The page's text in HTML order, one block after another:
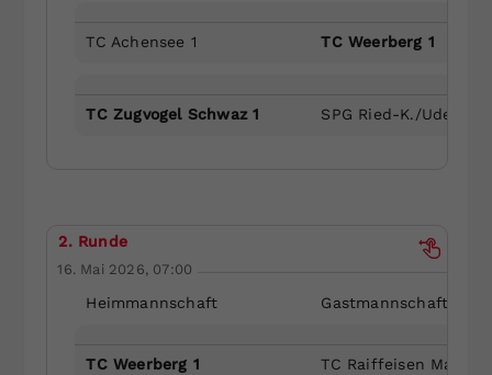
TC Achensee 1 TC Weerberg 1
TC Zugvogel Schwaz 1 SPG Ried-K./Uderns 1
2. Runde
16. Mai 2026, 07:00
Heimmannschaft Gastmannschaft
TC Weerberg 1 TC Raiffeisen